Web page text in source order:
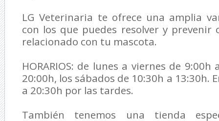
LG Veterinaria te ofrece una amplia
con los que puedes resolver y prevenir
relacionado con tu mascota.
HORARIOS: de lunes a viernes de
20:00h, los sábados de 10:30h a 13:30h.
a 20:30h por las tardes.
También tenemos una tienda